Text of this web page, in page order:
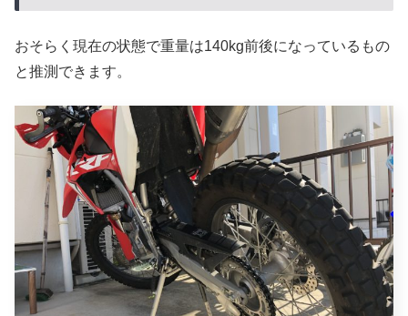
おそらく現在の状態で重量は140kg前後になっているもの
と推測できます。